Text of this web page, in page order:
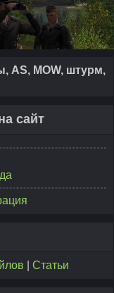
AS, MOW, штурм,
сайт
Статьи